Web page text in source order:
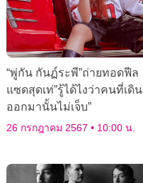
“พู่กัน กันฏ์ระพี”ถ่ายทอดฟีล
แซดสุดเท่”รู้ได้ไงว่าคนที่เดิน
ออกมานั้นไม่เจ็บ”
26 กรกฎาคม 2567 10:00 น.